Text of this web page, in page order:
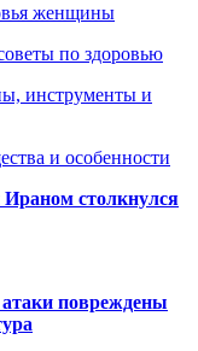
женщины
по здоровью
инструменты и
и особенности
столкнулся
повреждены